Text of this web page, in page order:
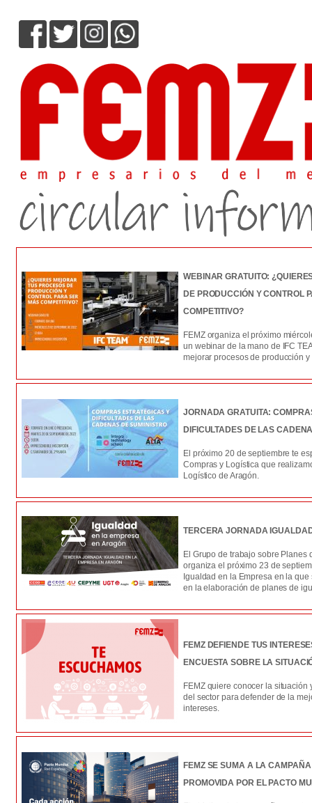
WEBINAR GRATUITO:
DE PRODUCCIÓN Y CONTROL
COMPETITIVO?
FEMZ organiza el próximo
un webinar de la mano de IFC
mejorar procesos de producción y
JORNADA GRATUITA:
DIFICULTADES DE LAS
El próximo 20 de septiembre te
Compras y Logística que
Logístico de Aragón.
TERCERA JORNADA
El Grupo de trabajo sobre Planes
organiza el próximo 23 de
Igualdad en la Empresa en la
en la elaboración de planes de
FEMZ DEFIENDE TUS
ENCUESTA SOBRE LA
FEMZ quiere conocer la situación
del sector para defender de la
intereses.
FEMZ SE SUMA A LA
PROMOVIDA POR EL PACTO